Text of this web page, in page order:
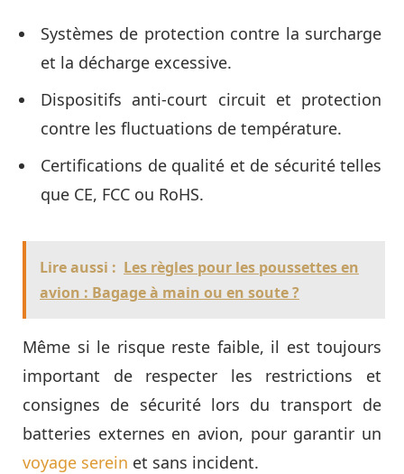
Systèmes de protection contre la surcharge
et la décharge excessive.
Dispositifs anti-court circuit et protection
contre les fluctuations de température.
Certifications de qualité et de sécurité telles
que CE, FCC ou RoHS.
Lire aussi : Les règles pour les poussettes en
avion : Bagage à main ou en soute ?
Même si le risque reste faible, il est toujours
important de respecter les restrictions et
consignes de sécurité lors du transport de
batteries externes en avion, pour garantir un
voyage serein et sans incident.